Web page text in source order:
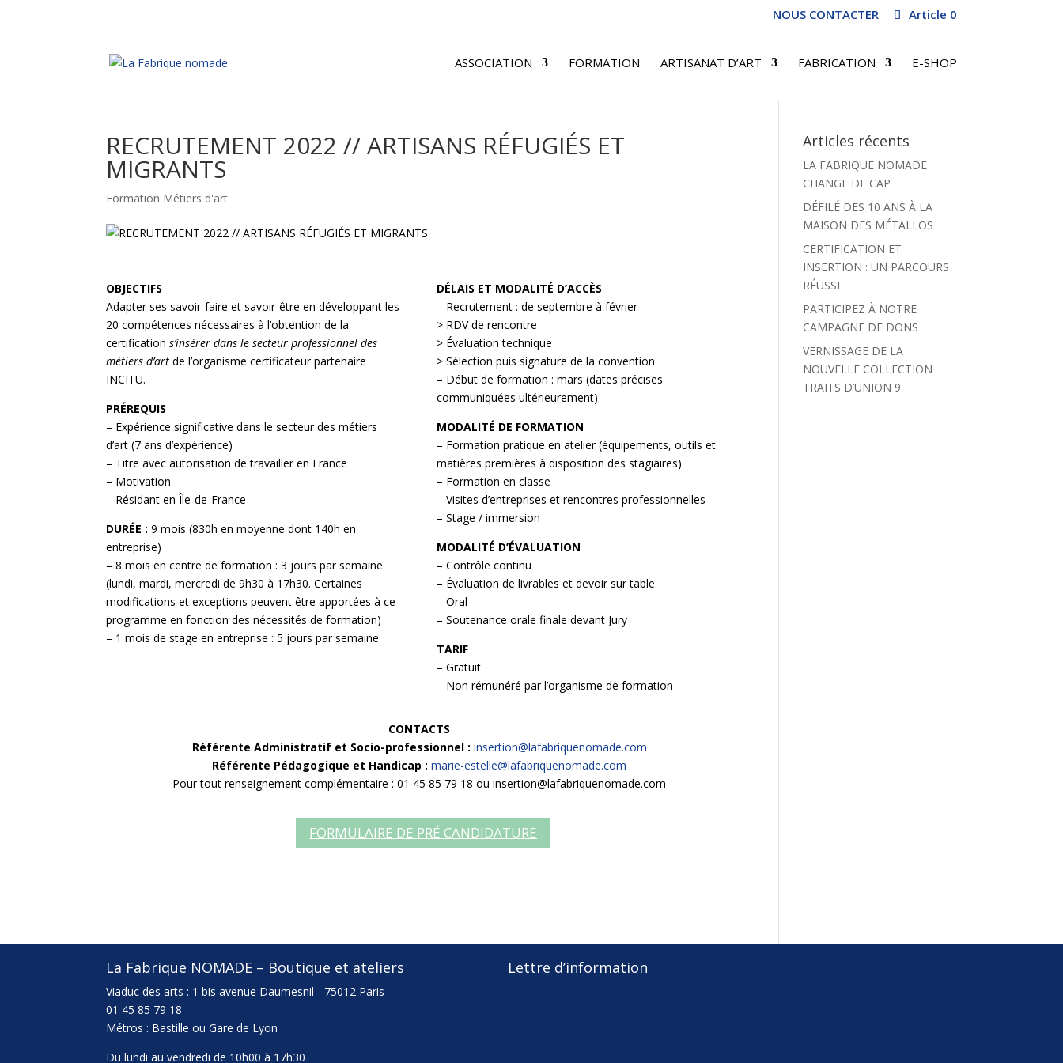
NOUS CONTACTER Article 0
ASSOCIATION FORMATION ARTISANAT D’ART FABRICATION E-SHOP
RECRUTEMENT 2022 // ARTISANS RÉFUGIÉS ET
MIGRANTS
Formation Métiers d'art
OBJECTIFS
Adapter ses savoir-faire et savoir-être en développant les
20 compétences nécessaires à l’obtention de la
certifications’insérer dans le secteur professionnel des
métiers d’art de l’organisme certificateur partenaire
INCITU.
PRÉREQUIS
– Expérience significative dans le secteur des métiers
d’art (7 ans d’expérience)
– Titre avec autorisation de travailler en France
– Motivation
– Résidant en Île-de-France
DURÉE : 9 mois (830h en moyenne dont 140h en
entreprise)
– 8 mois en centre de formation : 3 jours par semaine
(lundi, mardi, mercredi de 9h30 à 17h30. Certaines
modifications et exceptions peuvent être apportées à ce
programme en fonction des nécessités de formation)
– 1 mois de stage en entreprise : 5 jours par semaine
DÉLAIS ET MODALITÉ D’ACCÈS
– Recrutement : de septembre à février
> RDV de rencontre
> Évaluation technique
> Sélection puis signature de la convention
– Début de formation : mars (dates précises
communiquées ultérieurement)
MODALITÉ DE FORMATION
– Formation pratique en atelier (équipements, outils et
matières premières à disposition des stagiaires)
– Formation en classe
– Visites d’entreprises et rencontres professionnelles
– Stage / immersion
MODALITÉ D’ÉVALUATION
– Contrôle continu
– Évaluation de livrables et devoir sur table
– Oral
– Soutenance orale finale devant Jury
TARIF
– Gratuit
– Non rémunéré par l’organisme de formation
CONTACTS
Référente Administratif et Socio-professionnel : insertion@lafabriquenomade.com
Référente Pédagogique et Handicap : marie-estelle@lafabriquenomade.com
Pour tout renseignement complémentaire : 01 45 85 79 18 ou insertion@lafabriquenomade.com
FORMULAIRE DE PRÉ CANDIDATURE
Articles récents
LA FABRIQUE NOMADE
CHANGE DE CAP
DÉFILÉ DES 10 ANS À LA
MAISON DES MÉTALLOS
CERTIFICATION ET
INSERTION : UN PARCOURS
RÉUSSI
PARTICIPEZ À NOTRE
CAMPAGNE DE DONS
VERNISSAGE DE LA
NOUVELLE COLLECTION
TRAITS D’UNION 9
La Fabrique NOMADE – Boutique et ateliers
Viaduc des arts : 1 bis avenue Daumesnil - 75012 Paris
01 45 85 79 18
Métros : Bastille ou Gare de Lyon
Du lundi au vendredi de 10h00 à 17h30
Lettre d’information